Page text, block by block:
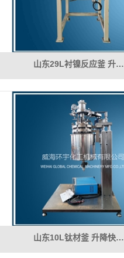
山东29L衬镍反应釜 升…
山东10L钛材釜 升降快…